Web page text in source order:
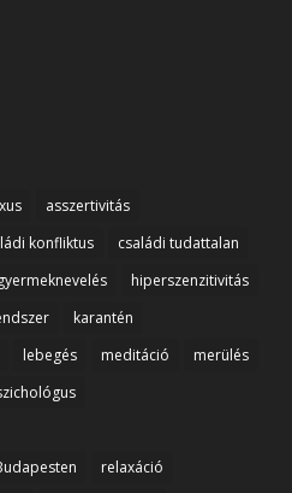
asszertivitás
konfliktus
családi tudattalan
gyermeknevelés
hiperszenzitivitás
karantén
lebegés meditáció
merülés
relaxáció